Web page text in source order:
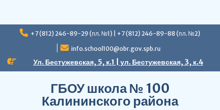
Перейти
+7 (812) 246-89-29 (пл. №1) | +7 (812) 246-89-88 (пл. №2)
info.school100@obr.gov.spb.ru
Ул. Бестужевская, 5, к.1 | ул. Бестужевская, 3, к.4
ГБОУ школа № 100
Калининского района